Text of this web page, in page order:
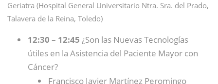
Geriatra (Hospital General Universitario Ntra. Sra. del Prado,
Talavera de la Reina, Toledo)
12:30 – 12:45 ¿Son las Nuevas Tecnologías
útiles en la Asistencia del Paciente Mayor con
Cáncer?
Francisco Javier Martínez Peromingo